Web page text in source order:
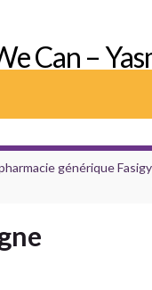
Can –
générique